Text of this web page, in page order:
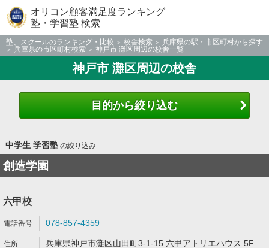
オリコン顧客満足度ランキング
塾・学習塾 検索
塾、スクールのランキング・比較 校舎検索
兵庫県の駅・市区町村から探す
兵庫県の市区町村検索
神戸市 灘区周辺の校舎一覧
神戸市 灘区周辺の校舎
目的から絞り込む
中学生 学習塾の絞り込み
創造学園
六甲校
078-857-4359
兵庫県神戸市灘区山田町3-1-15 六甲アトリエハウス 5F